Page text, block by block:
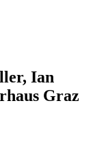
Ian
Graz